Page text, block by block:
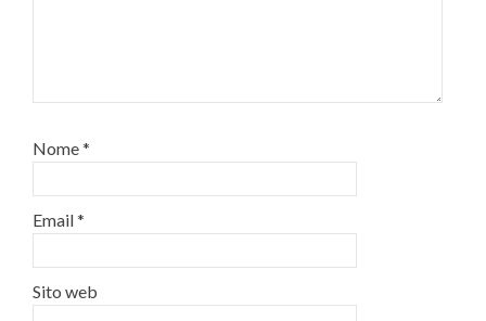
Nome*
Email*
Sito web